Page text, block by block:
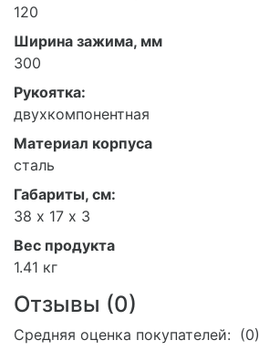
120
Ширина зажима, мм
300
Рукоятка:
двухкомпонентная
Материал корпуса
сталь
Габариты, см:
38 х 17 х 3
Вес продукта
1.41 кг
Отзывы (0)
Средняя оценка покупателей: (0)